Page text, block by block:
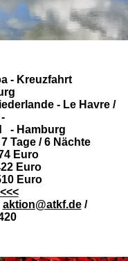
- Kreuzfahrt
- Le Havre /
- Hamburg
Tage / 6 Nächte
Euro
Euro
Euro
aktion@atkf.de /